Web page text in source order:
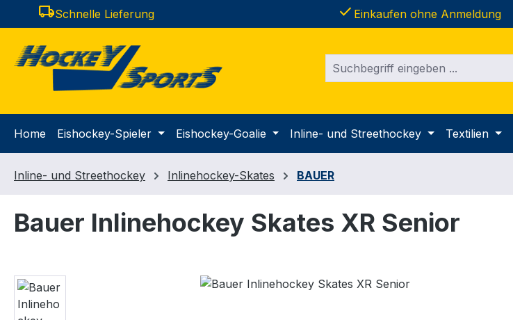
Hauptinhalt springen
Zur Suche springen
Zur Hauptnavigation springen
local_shippingSchnelle Lieferung done Einkaufen ohne Anmeldung
Home Eishockey-Spieler Eishockey-Goalie Inline- und Streethockey Textilien
Inline- und Streethockey Inlinehockey-Skates BAUER
Bauer Inlinehockey Skates XR Senior
Bildergalerie überspringen